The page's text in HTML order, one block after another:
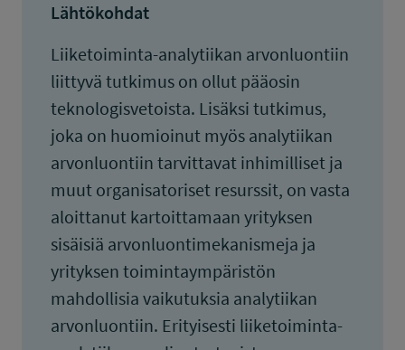
Lähtökohdat
Liiketoiminta-analytiikan arvonluontiin
liittyvä tutkimus on ollut pääosin
teknologisvetoista. Lisäksi tutkimus,
joka on huomioinut myös analytiikan
arvonluontiin tarvittavat inhimilliset ja
muut organisatoriset resurssit, on vasta
aloittanut kartoittamaan yrityksen
sisäisiä arvonluontimekanismeja ja
yrityksen toimintaympäristön
mahdollisia vaikutuksia analytiikan
arvonluontiin. Erityisesti liiketoiminta-